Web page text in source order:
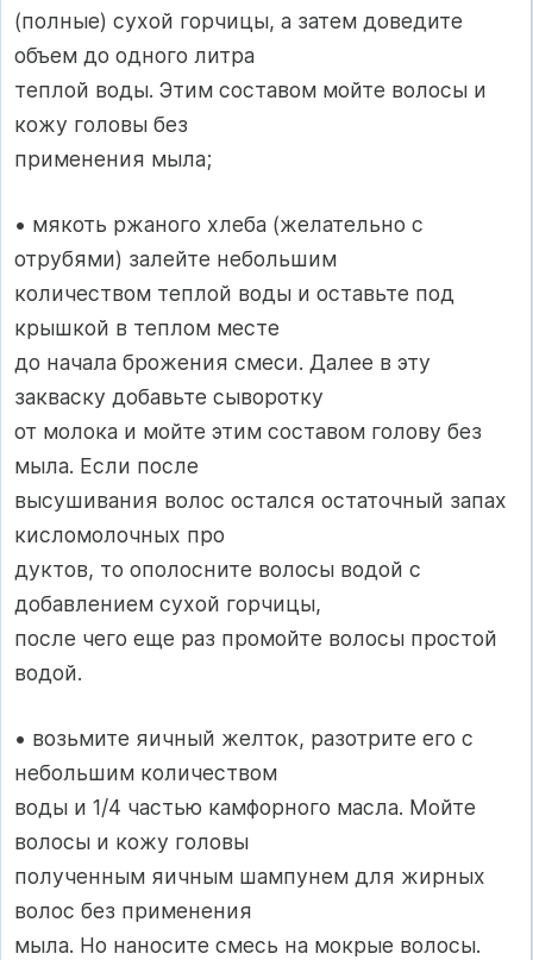
(полные) сухой горчицы, а затем доведите
объем до одного литра
теплой воды. Этим составом мойте волосы и
кожу головы без
применения мыла;
• мякоть ржаного хлеба (желательно с
отрубями) залейте небольшим
количеством теплой воды и оставьте под
крышкой в теплом месте
до начала брожения смеси. Далее в эту
закваску добавьте сыворотку
от молока и мойте этим составом голову без
мыла. Если после
высушивания волос остался остаточный запах
кисломолочных про­
дуктов, то ополосните волосы водой с
добавлением сухой горчицы,
после чего еще раз промойте волосы простой
водой.
• возьмите яичный желток, разотрите его с
небольшим количеством
воды и 1/4 частью камфорного масла. Мойте
волосы и кожу головы
полученным яичным шампунем для жирных
волос без применения
мыла. Но наносите смесь на мокрые волосы.